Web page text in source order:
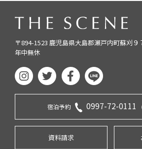
〒894-1523 鹿児島県大島郡瀬戸内町蘇刈９
年中無休
宿泊予約 0997-72-0111
資料請求